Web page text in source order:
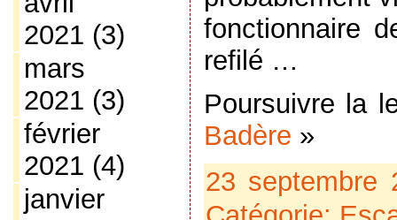
2021 (3)
mars
2021 (3)
février
2021 (4)
janvier
fonctionnaire
refilé …
Poursuivre la
Badère »
23